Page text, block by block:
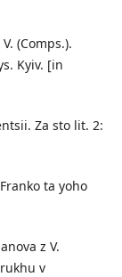
(Comps.).
Kyiv. [in
Za sto lit. 2:
ta yoho
z V.
v